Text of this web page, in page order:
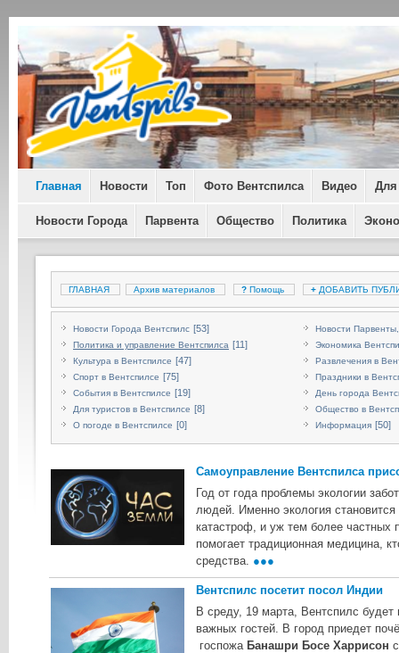
Главная Новости Топ Фото Вентспилса Видео Для
Новости Города Парвента Общество Политика
ГЛАВНАЯ Архив материалов ? Помощь + ДОБАВИТЬ
Новости Города Вентспилс [53]
Новости
Политика и управление Вентспилса [11]
Экономика
Культура в Вентспилсе [47]
Развлечения в
Спорт в Вентспилсе [75]
Праздники в
События в Вентспилсе [19]
День города
Для туристов в Вентспилсе [8]
Общество в
О погоде в Вентспилсе [0] Информация [50]
Самоуправление Вентспилса
Год от года проблемы экологии
людей. Именно экология
катастроф, и уж тем более частных
помогает традиционная медицина,
средства. ●●●
Вентспилс посетит посол Индии
В среду, 19 марта, Вентспилс будет
важных гостей. В город приедет
госпожа Банашри Босе Харрисон